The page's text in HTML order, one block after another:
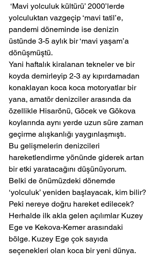
‘Mavi yolculuk kültürü’ 2000’lerde
yolculuktan vazgeçip ‘mavi tatil’e,
pandemi döneminde ise denizin
üstünde 3-5 aylık bir ‘mavi yaşam’a
dönüşmüştü.
Yani haftalık kiralanan tekneler ve bir
koyda demirleyip 2-3 ay kıpırdamadan
konaklayan koca koca motoryatlar bir
yana, amatör denizciler arasında da
özellikle Hisarönü, Göcek ve Gökova
koylarında aynı yerde uzun süre zaman
geçirme alışkanlığı yaygınlaşmıştı.
Bu gelişmelerin denizcileri
hareketlendirme yönünde giderek artan
bir etki yaratacağını düşünüyorum.
Belki de önümüzdeki dönemde
‘yolculuk’ yeniden başlayacak, kim bilir?
Peki nereye doğru hareket edilecek?
Herhalde ilk akla gelen açılımlar Kuzey
Ege ve Kekova-Kemer arasındaki
bölge. Kuzey Ege çok sayıda
seçenekleri olan koca bir yeni dünya.